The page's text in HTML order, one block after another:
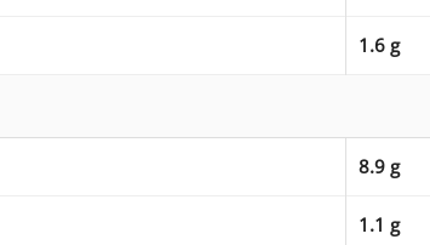
1.6 g
8.9 g
1.1 g